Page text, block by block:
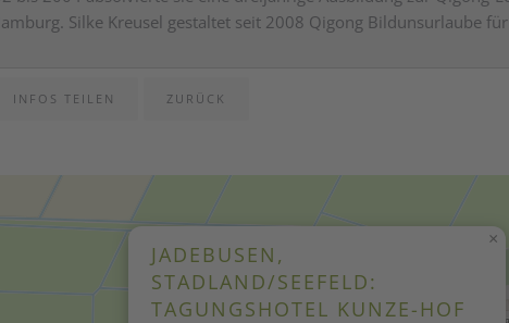
Silke Kreusel gestaltet seit 2008 Qigong Bildunsurlaube
INFOS TEILEN ZURÜCK
JADEBUSEN,
STADLAND/SEEFELD:
TAGUNGSHOTEL KUNZE-HOF
×